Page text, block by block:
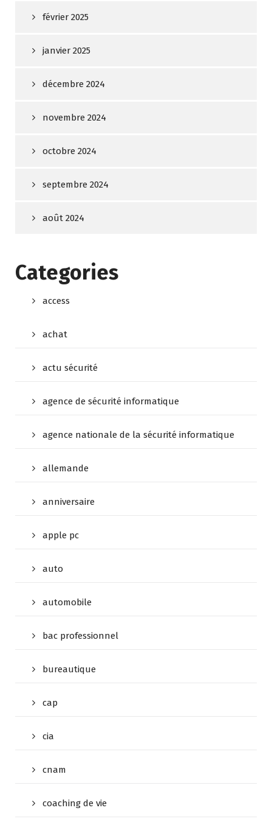
février 2025
janvier 2025
décembre 2024
novembre 2024
octobre 2024
septembre 2024
août 2024
Categories
access
achat
actu sécurité
agence de sécurité informatique
agence nationale de la sécurité informatique
allemande
anniversaire
apple pc
auto
automobile
bac professionnel
bureautique
cap
cia
cnam
coaching de vie